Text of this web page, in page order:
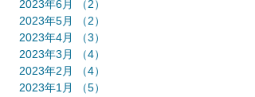
2023年6月
（2）
2023年5月
（2）
2023年4月
（3）
2023年3月
（4）
2023年2月
（4）
2023年1月
（5）